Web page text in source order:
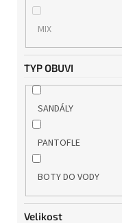
WILD
WINK
ZAXY
MIX
TYP OBUVI
SANDÁLY
PANTOFLE
BOTY DO VODY
Velikost